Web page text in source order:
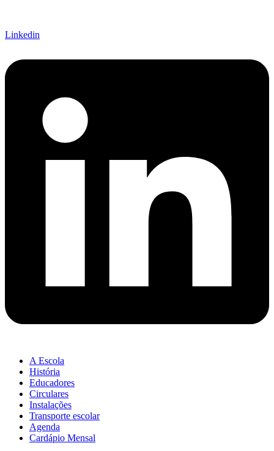
Linkedin
A Escola
História
Educadores
Circulares
Instalações
Transporte escolar
Agenda
Cardápio Mensal